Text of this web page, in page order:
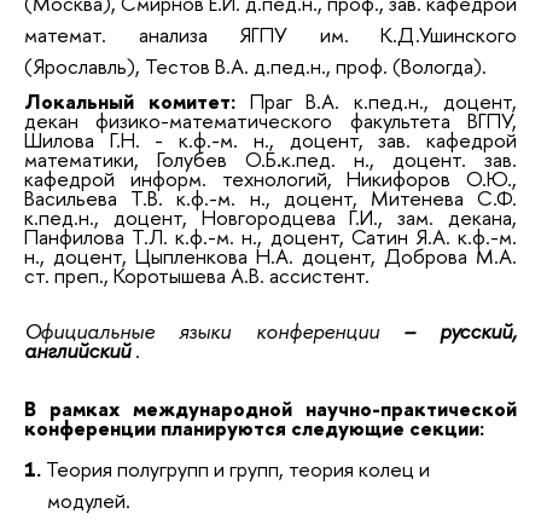
математ. анализа ЯГПУ им. К.Д.Ушинского
(Ярославль), Тестов В.А. д.пед.н., проф. (Вологда).
Локальный комитет: Праг В.А. к.пед.н., доцент,
декан физико-математического факультета ВГПУ,
Шилова Г.Н. - к.ф.-м. н., доцент, зав. кафедрой
математики, Голубев О.Б.к.пед. н., доцент. зав.
кафедрой информ. технологий, Никифоров О.Ю.,
Васильева Т.В. к.ф.-м. н., доцент, Митенева С.Ф.
к.пед.н., доцент, Новгородцева Г.И., зам. декана,
Панфилова Т.Л. к.ф.-м. н., доцент, Сатин Я.А. к.ф.-м.
н., доцент, Цыпленкова Н.А. доцент, Доброва М.А.
ст. преп., Коротышева А.В. ассистент.
Официальные языки конференции – русский,
английский .
В рамках международной научно-практической
конференции планируются следующие секции:
1. Теория полугрупп и групп, теория колец и
модулей.